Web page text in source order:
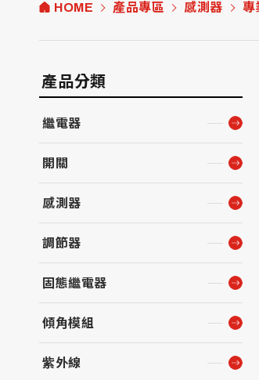
HOME 產品專區 感測器 專
產品分類
繼電器
開關
感測器
調節器
固態繼電器
傾角模組
紫外線